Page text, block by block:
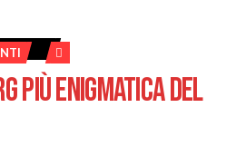
PIÙ ENIGMATICA DEL